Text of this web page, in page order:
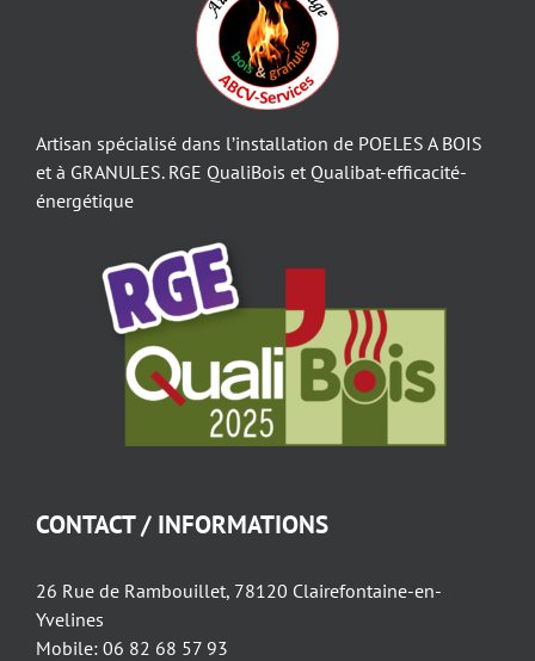
Artisan spécialisé dans l’installation de POELES A BOIS
et à GRANULES. RGE QualiBois et Qualibat-efficacité-
énergétique
CONTACT / INFORMATIONS
26 Rue de Rambouillet, 78120 Clairefontaine-en-
Yvelines
Mobile: 06 82 68 57 93